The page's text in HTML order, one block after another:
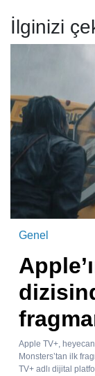
İlginizi
Genel
Apple TV+,
Monsters’tan ilk
TV+ adlı dijital